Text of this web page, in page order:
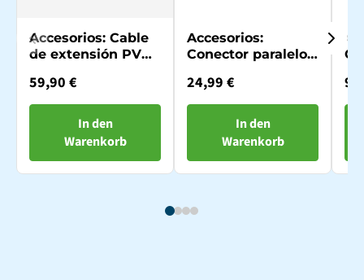
Accesorios: Cable
de extensión PV
59,90 €
In den
Warenkorb
Accesorios:
Conector paralelo -
24,99 €
In den
Warenkorb